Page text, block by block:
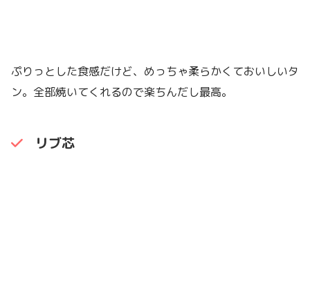
ぷりっとした食感だけど、めっちゃ柔らかくておいしいタ
ン。全部焼いてくれるので楽ちんだし最高。
リブ芯